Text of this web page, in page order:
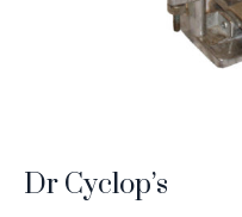
Dr Cyclop’s